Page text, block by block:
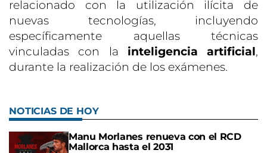
relacionado con la utilización ilícita de
nuevas tecnologías, incluyendo
específicamente aquellas técnicas
vinculadas con la inteligencia artificial,
durante la realización de los exámenes.
NOTICIAS DE HOY
Manu Morlanes renueva con el RCD
Mallorca hasta el 2031